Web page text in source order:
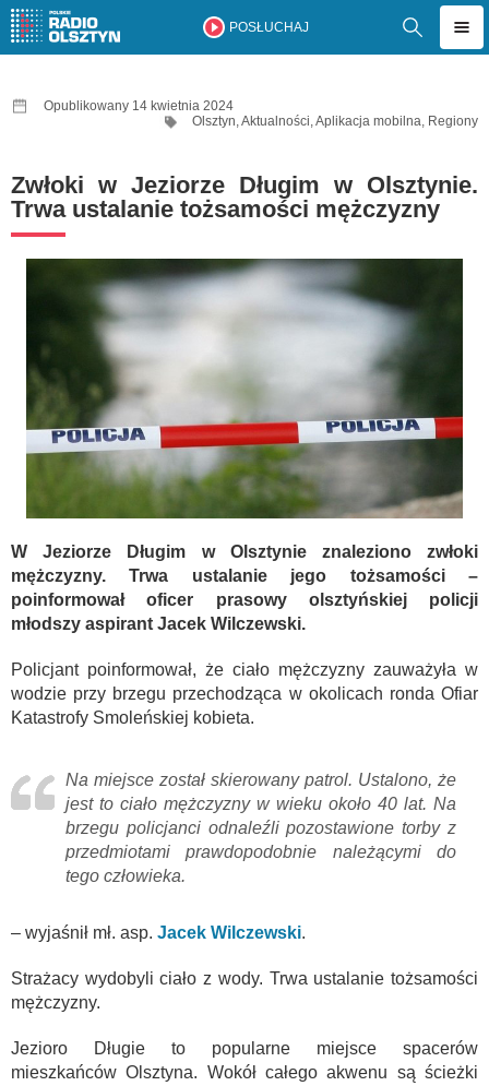
POSŁUCHAJ
Opublikowany 14 kwietnia 2024
Olsztyn,Aktualności,Aplikacja mobilna, Regiony
Zwłoki w Jeziorze Długim w Olsztynie.
Trwa ustalanie tożsamości mężczyzny
W Jeziorze Długim w Olsztynie znaleziono zwłoki
mężczyzny. Trwa ustalanie jego tożsamości –
poinformował oficer prasowy olsztyńskiej policji
młodszy aspirant Jacek Wilczewski.
Policjant poinformował, że ciało mężczyzny zauważyła w
wodzie przy brzegu przechodząca w okolicach ronda Ofiar
Katastrofy Smoleńskiej kobieta.
Na miejsce został skierowany patrol. Ustalono, że
jest to ciało mężczyzny w wieku około 40 lat. Na
brzegu policjanci odnaleźli pozostawione torby z
przedmiotami prawdopodobnie należącymi do
tego człowieka.
– wyjaśnił mł. asp. Jacek Wilczewski.
Strażacy wydobyli ciało z wody. Trwa ustalanie tożsamości
mężczyzny.
Jezioro Długie to popularne miejsce spacerów
mieszkańców Olsztyna. Wokół całego akwenu są ścieżki